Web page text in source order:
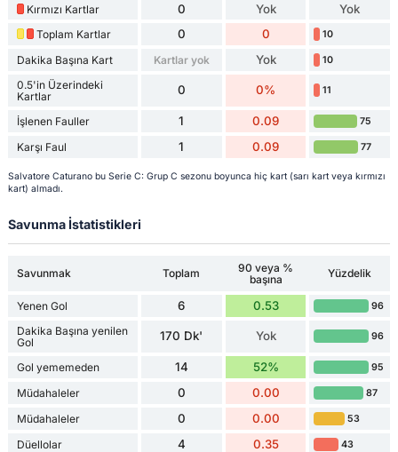
Kırmızı Kartlar 0 Yok Yok
Toplam Kartlar 0 0 10
Dakika Başına Kart Kartlar yok Yok 10
0.5'in Üzerindeki
Kartlar
0 0% 11
İşlenen Fauller 1 0.09 75
Karşı Faul 1 0.09 77
Salvatore Caturano bu Serie C: Grup C sezonu boyunca hiç kart (sarı kart veya kırmızı
kart) almadı.
Savunma İstatistikleri
Savunmak Toplam
90 veya %
başına
Yüzdelik
Yenen Gol 6 0.53 96
Dakika Başına yenilen
Gol
170 Dk' Yok 96
Gol yememeden 14 52% 95
Müdahaleler 0 0.00 87
Müdahaleler 0 0.00 53
Düellolar 4 0.35 43